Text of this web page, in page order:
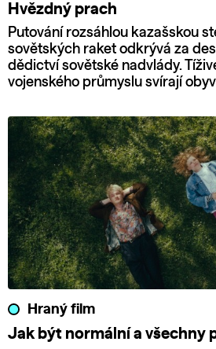
Hvězdný prach
Putování rozsáhlou kazašskou
sovětských raket odkrývá za
dědictví sovětské nadvlády.
vojenského průmyslu svírají
Hraný film
Jak být normální a všechny